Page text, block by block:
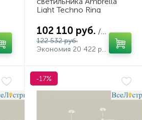
Light Techno Ring
A9226, C9241, C9232,
C9236, C9231, N8433)
102 110 руб. /шт
122 532 руб.
Экономия 20 422 руб.
-17%